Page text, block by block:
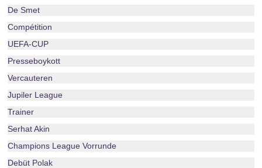
De Smet
Compétition
UEFA-CUP
Presseboykott
Vercauteren
Jupiler League
Trainer
Serhat Akin
Champions League Vorrunde
Debüt Polak